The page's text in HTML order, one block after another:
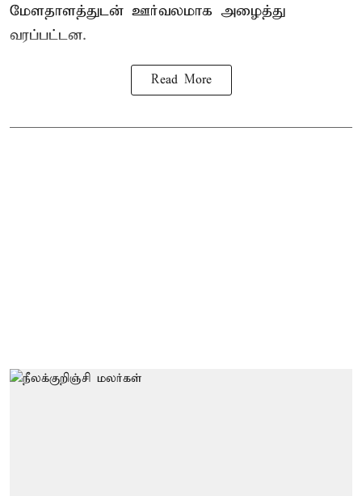
மேளதாளத்துடன் ஊர்வலமாக அழைத்து
வரப்பட்டன.
Read More